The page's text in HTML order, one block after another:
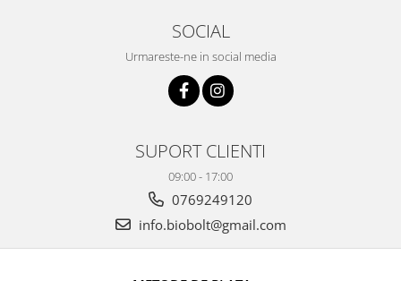
SOCIAL
Urmareste-ne in social media
SUPORT CLIENTI
09:00 - 17:00
0769249120
info.biobolt@gmail.com